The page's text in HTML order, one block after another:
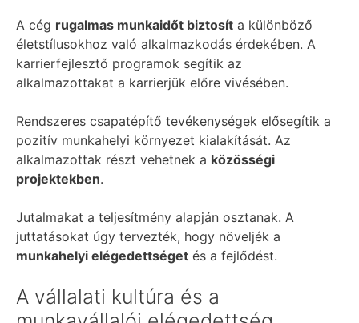
A cég rugalmas munkaidőt biztosít a különböző
életstílusokhoz való alkalmazkodás érdekében. A
karrierfejlesztő programok segítik az
alkalmazottakat a karrierjük előre vivésében.
Rendszeres csapatépítő tevékenységek elősegítik a
pozitív munkahelyi környezet kialakítását. Az
alkalmazottak részt vehetnek a közösségi
projektekben.
Jutalmakat a teljesítmény alapján osztanak. A
juttatásokat úgy tervezték, hogy növeljék a
munkahelyi elégedettséget és a fejlődést.
A vállalati kultúra és a